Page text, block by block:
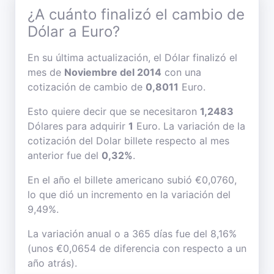
¿A cuánto finalizó el cambio de
Dólar a Euro?
En su última actualización, el Dólar finalizó el
mes de Noviembre del 2014 con una
cotización de cambio de 0,8011 Euro.
Esto quiere decir que se necesitaron 1,2483
Dólares para adquirir 1 Euro. La variación de la
cotización del Dolar billete respecto al mes
anterior fue del 0,32%.
En el año el billete americano subió €0,0760,
lo que dió un incremento en la variación del
9,49%.
La variación anual o a 365 días fue del 8,16%
(unos €0,0654 de diferencia con respecto a un
año atrás).